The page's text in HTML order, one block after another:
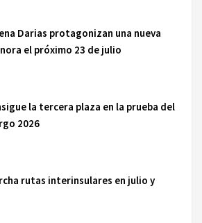
Darias protagonizan una nueva
el próximo 23 de julio
la tercera plaza en la prueba del
2026
rutas interinsulares en julio y